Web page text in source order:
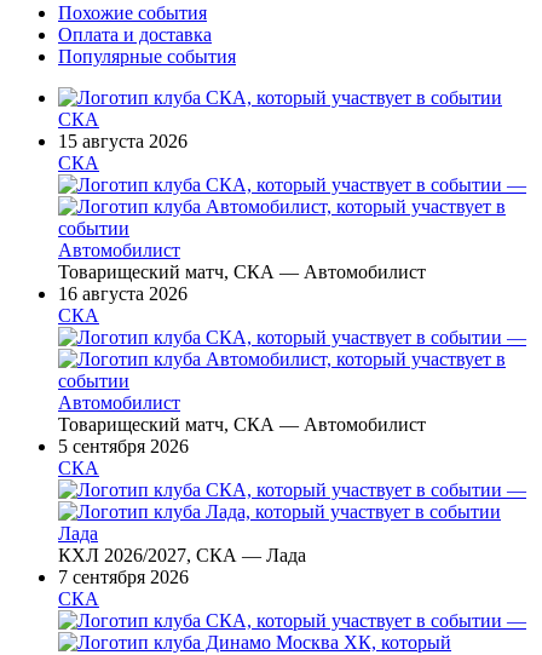
Похожие события
Оплата и доставка
Популярные события
СКА
15 августа 2026
СКА
—
Автомобилист
Товарищеский матч, СКА — Автомобилист
16 августа 2026
СКА
—
Автомобилист
Товарищеский матч, СКА — Автомобилист
5 сентября 2026
СКА
—
Лада
КХЛ 2026/2027, СКА — Лада
7 сентября 2026
СКА
—